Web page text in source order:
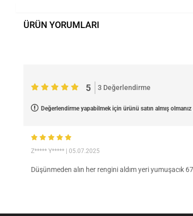
ÜRÜN YORUMLARI
5 3 Değerlendirme
Değerlendirme yapabilmek için ürünü satın almış
Z***** Y***** | 05.07.2025
Düşünmeden alın her rengini aldım yeri yumuşacık